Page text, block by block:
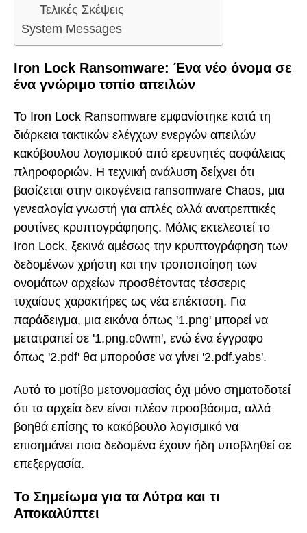
Τελικές Σκέψεις
System Messages
Iron Lock Ransomware: Ένα νέο όνομα σε
ένα γνώριμο τοπίο απειλών
Το Iron Lock Ransomware εμφανίστηκε κατά τη
διάρκεια τακτικών ελέγχων ενεργών απειλών
κακόβουλου λογισμικού από ερευνητές ασφάλειας
πληροφοριών. Η τεχνική ανάλυση δείχνει ότι
βασίζεται στην οικογένεια ransomware Chaos, μια
γενεαλογία γνωστή για απλές αλλά ανατρεπτικές
ρουτίνες κρυπτογράφησης. Μόλις εκτελεστεί το
Iron Lock, ξεκινά αμέσως την κρυπτογράφηση των
δεδομένων χρήστη και την τροποποίηση των
ονομάτων αρχείων προσθέτοντας τέσσερις
τυχαίους χαρακτήρες ως νέα επέκταση. Για
παράδειγμα, μια εικόνα όπως '1.png' μπορεί να
μετατραπεί σε '1.png.c0wm', ενώ ένα έγγραφο
όπως '2.pdf' θα μπορούσε να γίνει '2.pdf.yabs'.
Αυτό το μοτίβο μετονομασίας όχι μόνο σηματοδοτεί
ότι τα αρχεία δεν είναι πλέον προσβάσιμα, αλλά
βοηθά επίσης το κακόβουλο λογισμικό να
επισημάνει ποια δεδομένα έχουν ήδη υποβληθεί σε
επεξεργασία.
Το Σημείωμα για τα Λύτρα και τι
Αποκαλύπτει